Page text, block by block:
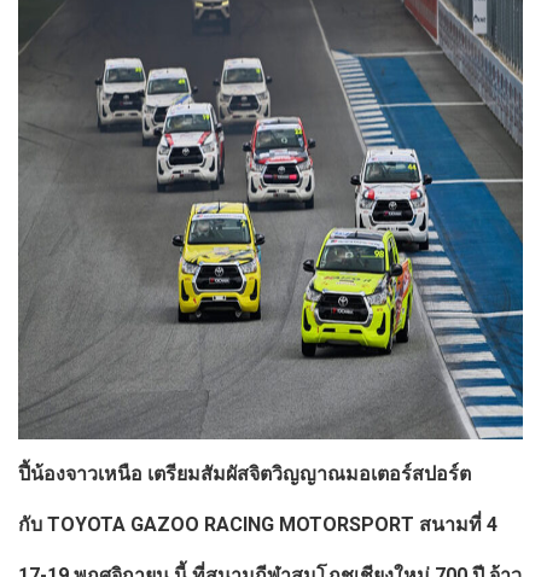
ปี้น้องจาวเหนือ เตรียมสัมผัสจิตวิญญาณมอเตอร์สปอร์ต
กับ TOYOTA GAZOO RACING MOTORSPORT สนามที่ 4